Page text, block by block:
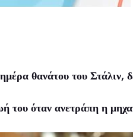
θανάτου του Στάλιν,
του όταν ανετράπη η